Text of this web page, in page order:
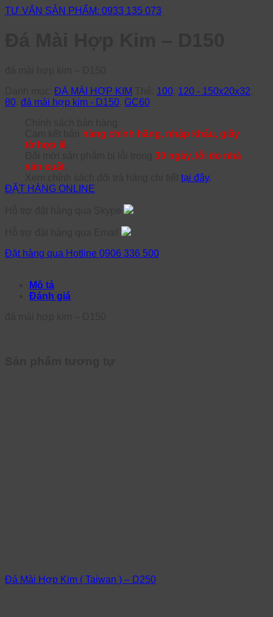
TƯ VẤN SẢN PHẨM: 0933 135 073
ĐÁ MÀI HỢP KIM 100 120 - 150x20x32
80 đá mài hợp kim - D150 GC60
hàng chính hãng, nhập khẩu, giấy
tờ hợp lệ
30 ngày, lỗi do nhà
sản xuất
tại đây.
ĐẶT HÀNG ONLINE
Đặt hàng qua Hotline 0906 336 500
Mô tả
Đánh giá
Đá Mài Hợp Kim ( Taiwan ) – D250